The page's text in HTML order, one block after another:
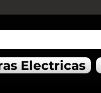
Electricas